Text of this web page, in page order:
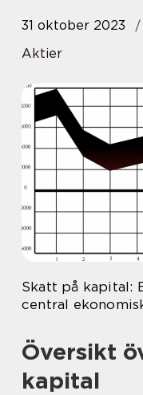
31 oktober 2023
Aktier
Skatt på kapital:
central
Översikt
kapital